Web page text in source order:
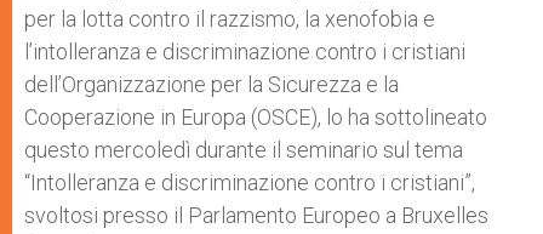
per la lotta contro il razzismo, la xenofobia e
l’intolleranza e discriminazione contro i cristiani
dell’Organizzazione per la Sicurezza e la
Cooperazione in Europa (OSCE), lo ha sottolineato
questo mercoledì durante il seminario sul tema
“Intolleranza e discriminazione contro i cristiani”,
svoltosi presso il Parlamento Europeo a Bruxelles